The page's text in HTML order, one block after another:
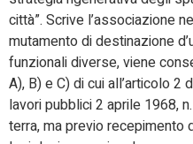
città”. Scrive l’associazione
mutamento di destinazione
funzionali diverse, viene
A), B) e C) di cui all’articolo
lavori pubblici 2 aprile 1968,
terra, ma previo recepimento